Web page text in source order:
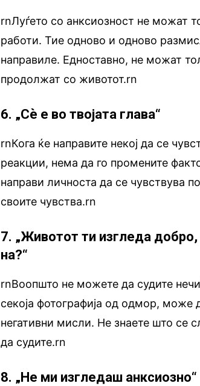
rnЛуѓето со анксиозност не можат
работи. Тие одново и одново
направиле. Едноставно, не можат
продолжат со животот.rn
6. „Сè е во твојата глава“
rnКога ќе направите некој да се
реакции, нема да го промените
направи личноста да се чувствува
своите чувства.rn
7. „Животот ти изгледа
на?“
rnВоопшто не можете да судите
секоја фотографија од одмор,
негативни мисли. Не знаете што се
да судите.rn
8. „Не ми изгледаш анксиозно“